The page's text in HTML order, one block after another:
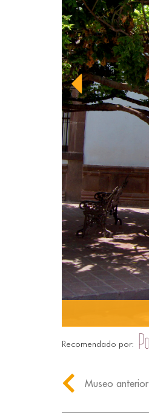
Recomendado por:
Museo anterior